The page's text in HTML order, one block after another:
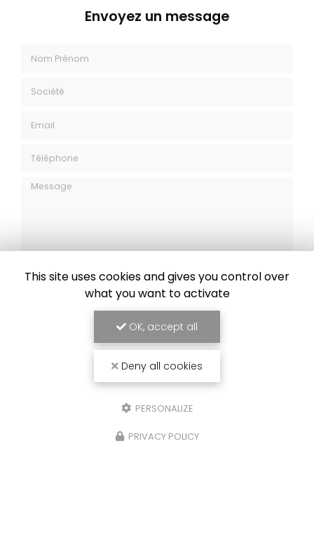
Envoyez un message
Message
J'autorise ce site à conserver l'ensemble des données transmises dans
ce formulaire pour faciliter le suivi et le traitement de ma demande.
(Aucune exploitation commerciale ne sera faite des données conservées.
politique de confidentialité
This site uses cookies and gives you control over
what you want to activate
OK, accept all
Deny all cookies
PERSONALIZE
PRIVACY POLICY